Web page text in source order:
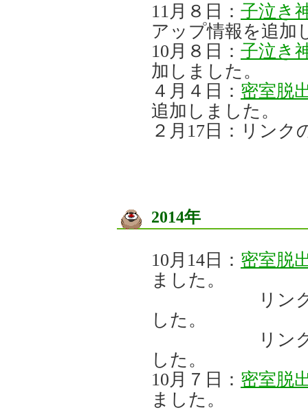
11月８日： 子泣き
アップ情報を追加
10月８日： 子泣き
加しました。
４月４日： 密室脱
追加しました。
２月17日：リンク
2014年
10月14日： 密室脱
ました。
リンク
した。
リンク
した。
10月７日： 密室脱
ました。